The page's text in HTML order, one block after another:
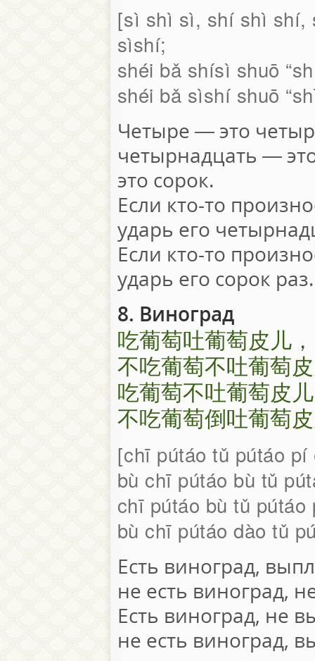
sì shì sì, shí shì
sìshí;
shéi bǎ shísì shuō
shéi bǎ sìshí shuō
Четыре — это
четырнадцать —
это сорок.
Если кто-то
ударь его
Если кто-то
ударь его сорок раз.
8. Виноград
吃葡萄吐葡萄皮儿，
不吃葡萄不吐葡萄
吃葡萄不吐葡萄皮
不吃葡萄倒吐葡萄
chī pútáo tǔ pútáo pí
bù chī pútáo bù tǔ
chī pútáo bù tǔ pútáo
bù chī pútáo dào tǔ
Есть виноград,
не есть виноград,
Есть виноград, не
не есть виноград,